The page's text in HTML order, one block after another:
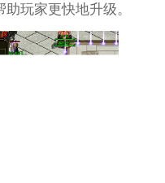
玩家更快地升级。